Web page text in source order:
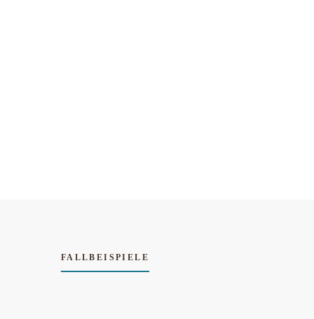
FALLBEISPIELE